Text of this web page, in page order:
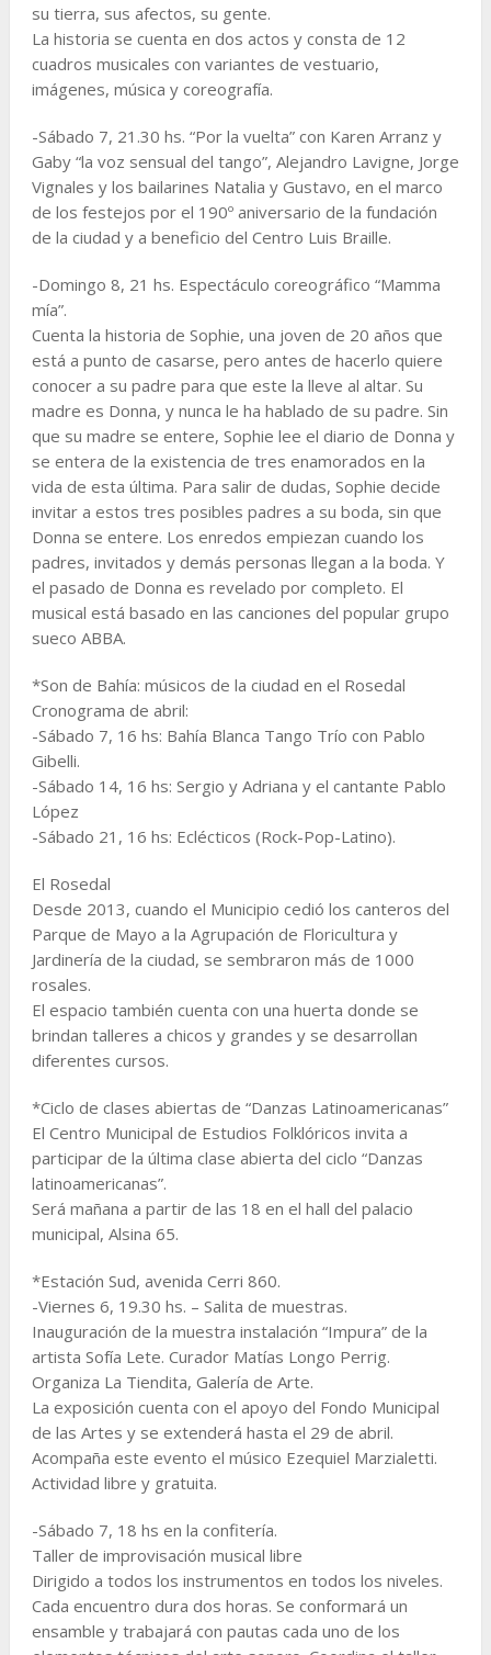
su tierra, sus afectos, su gente.
La historia se cuenta en dos actos y consta de 12
cuadros musicales con variantes de vestuario,
imágenes, música y coreografía.
-Sábado 7, 21.30 hs. “Por la vuelta” con Karen Arranz y
Gaby “la voz sensual del tango”, Alejandro Lavigne, Jorge
Vignales y los bailarines Natalia y Gustavo, en el marco
de los festejos por el 190º aniversario de la fundación
de la ciudad y a beneficio del Centro Luis Braille.
-Domingo 8, 21 hs. Espectáculo coreográfico “Mamma
mía”.
Cuenta la historia de Sophie, una joven de 20 años que
está a punto de casarse, pero antes de hacerlo quiere
conocer a su padre para que este la lleve al altar. Su
madre es Donna, y nunca le ha hablado de su padre. Sin
que su madre se entere, Sophie lee el diario de Donna y
se entera de la existencia de tres enamorados en la
vida de esta última. Para salir de dudas, Sophie decide
invitar a estos tres posibles padres a su boda, sin que
Donna se entere. Los enredos empiezan cuando los
padres, invitados y demás personas llegan a la boda. Y
el pasado de Donna es revelado por completo. El
musical está basado en las canciones del popular grupo
sueco ABBA.
*Son de Bahía: músicos de la ciudad en el Rosedal
Cronograma de abril:
-Sábado 7, 16 hs: Bahía Blanca Tango Trío con Pablo
Gibelli.
-Sábado 14, 16 hs: Sergio y Adriana y el cantante Pablo
López
-Sábado 21, 16 hs: Eclécticos (Rock-Pop-Latino).
El Rosedal
Desde 2013, cuando el Municipio cedió los canteros del
Parque de Mayo a la Agrupación de Floricultura y
Jardinería de la ciudad, se sembraron más de 1000
rosales.
El espacio también cuenta con una huerta donde se
brindan talleres a chicos y grandes y se desarrollan
diferentes cursos.
*Ciclo de clases abiertas de “Danzas Latinoamericanas”
El Centro Municipal de Estudios Folklóricos invita a
participar de la última clase abierta del ciclo “Danzas
latinoamericanas”.
Será mañana a partir de las 18 en el hall del palacio
municipal, Alsina 65.
*Estación Sud, avenida Cerri 860.
-Viernes 6, 19.30 hs. – Salita de muestras.
Inauguración de la muestra instalación “Impura” de la
artista Sofía Lete. Curador Matías Longo Perrig.
Organiza La Tiendita, Galería de Arte.
La exposición cuenta con el apoyo del Fondo Municipal
de las Artes y se extenderá hasta el 29 de abril.
Acompaña este evento el músico Ezequiel Marzialetti.
Actividad libre y gratuita.
-Sábado 7, 18 hs en la confitería.
Taller de improvisación musical libre
Dirigido a todos los instrumentos en todos los niveles.
Cada encuentro dura dos horas. Se conformará un
ensamble y trabajará con pautas cada uno de los